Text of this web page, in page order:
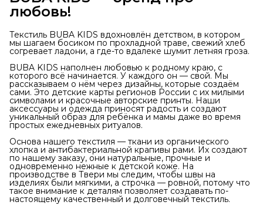
любовь!
Текстиль BUBA KIDS вдохновлён детством, в котором
мы шагаем босиком по прохладной траве, свежий хлеб
согревает ладони, а где-то вдалеке шумит летняя гроза.
BUBA KIDS наполнен любовью к родному краю, с
которого всё начинается. У каждого он — свой. Мы
рассказываем о нём через дизайны, которые создаём
сами. Это детские карты регионов России с их милыми
символами и красочные авторские принты. Наши
аксессуары и одежда приносят радость и создают
уникальный образ для ребёнка и мамы даже во время
простых ежедневных ритуалов.
Основа нашего текстиля — ткани из органического
хлопка и антибактериальной крапивы рами. Их создают
по нашему заказу, они натуральные, прочные и
одновременно нежные к детской коже. На
производстве в Твери мы следим, чтобы швы на
изделиях были мягкими, а строчка — ровной, потому что
такое внимание к деталям позволяет создавать по-
настоящему качественный и долговечный текстиль.